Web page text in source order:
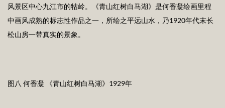
风景区中心九江市的牯岭。《青山红树白马湖》是何香凝绘画里程
中画风成熟的标志性作品之一，所绘之平远山水，乃1920年代末长
松山房一带真实的景象。
图八 何香凝 《青山红树白马湖》1929年